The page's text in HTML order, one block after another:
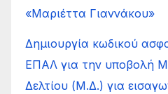
«Μαριέττα Γιαννάκου»
Δημιουργία κωδικού
ΕΠΑΛ για την υποβολή
Δελτίου (Μ.Δ.) για